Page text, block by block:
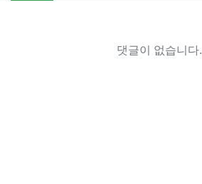
댓글이 없습니다.